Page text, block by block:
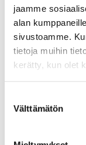
jaamme
alan
sivustoamme.
tietoja muihin
kerätty, kun olet
valinta
Välttämätön
Jaa artikkeli
somessa
Siirry Uutiset-